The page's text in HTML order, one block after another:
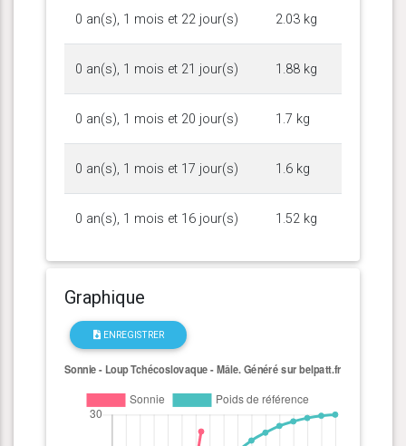
0 an(s), 1 mois et 22 jour(s) 2.03 kg
0 an(s), 1 mois et 21 jour(s) 1.88 kg
0 an(s), 1 mois et 20 jour(s) 1.7 kg
0 an(s), 1 mois et 17 jour(s) 1.6 kg
0 an(s), 1 mois et 16 jour(s) 1.52 kg
Graphique
ENREGISTRER